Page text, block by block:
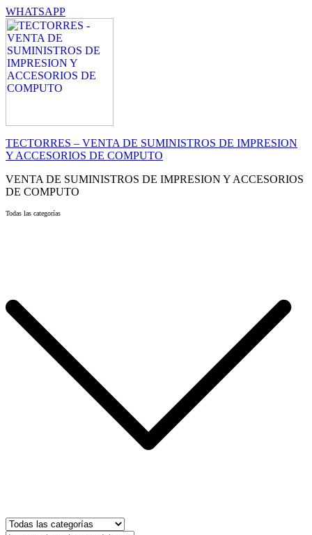
WHATSAPP
TECTORRES – VENTA DE SUMINISTROS DE IMPRESION
Y ACCESORIOS DE COMPUTO
VENTA DE SUMINISTROS DE IMPRESION Y ACCESORIOS
DE COMPUTO
Todas las categorías